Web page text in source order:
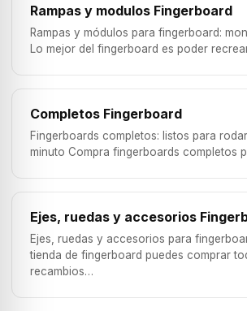
Rampas y modulos Fingerboard
Rampas y módulos para fingerboard:
Lo mejor del fingerboard es poder
Completos Fingerboard
Fingerboards completos: listos para
minuto Compra fingerboards completos
Ejes, ruedas y accesorios
Ejes, ruedas y accesorios para
tienda de fingerboard puedes comprar
recambios…